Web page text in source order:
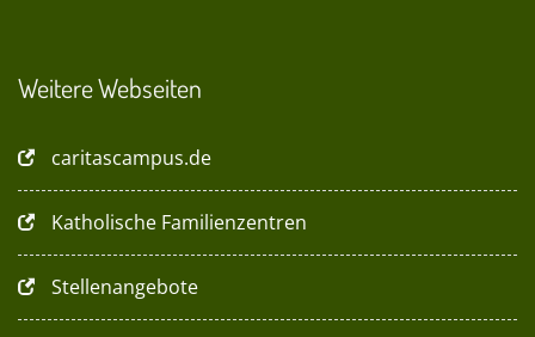
Weitere Webseiten
caritascampus.de
Katholische Familienzentren
Stellenangebote